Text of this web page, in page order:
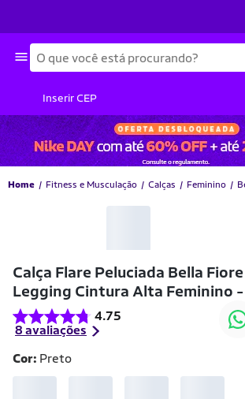
Busca
Inserir CEP
Home Fitness e Musculação Calças Feminino
Calça Flare Peluciada Bella
Legging Cintura Alta Feminino
4.75
8 avaliações
-55% OFF
Cor: Preto